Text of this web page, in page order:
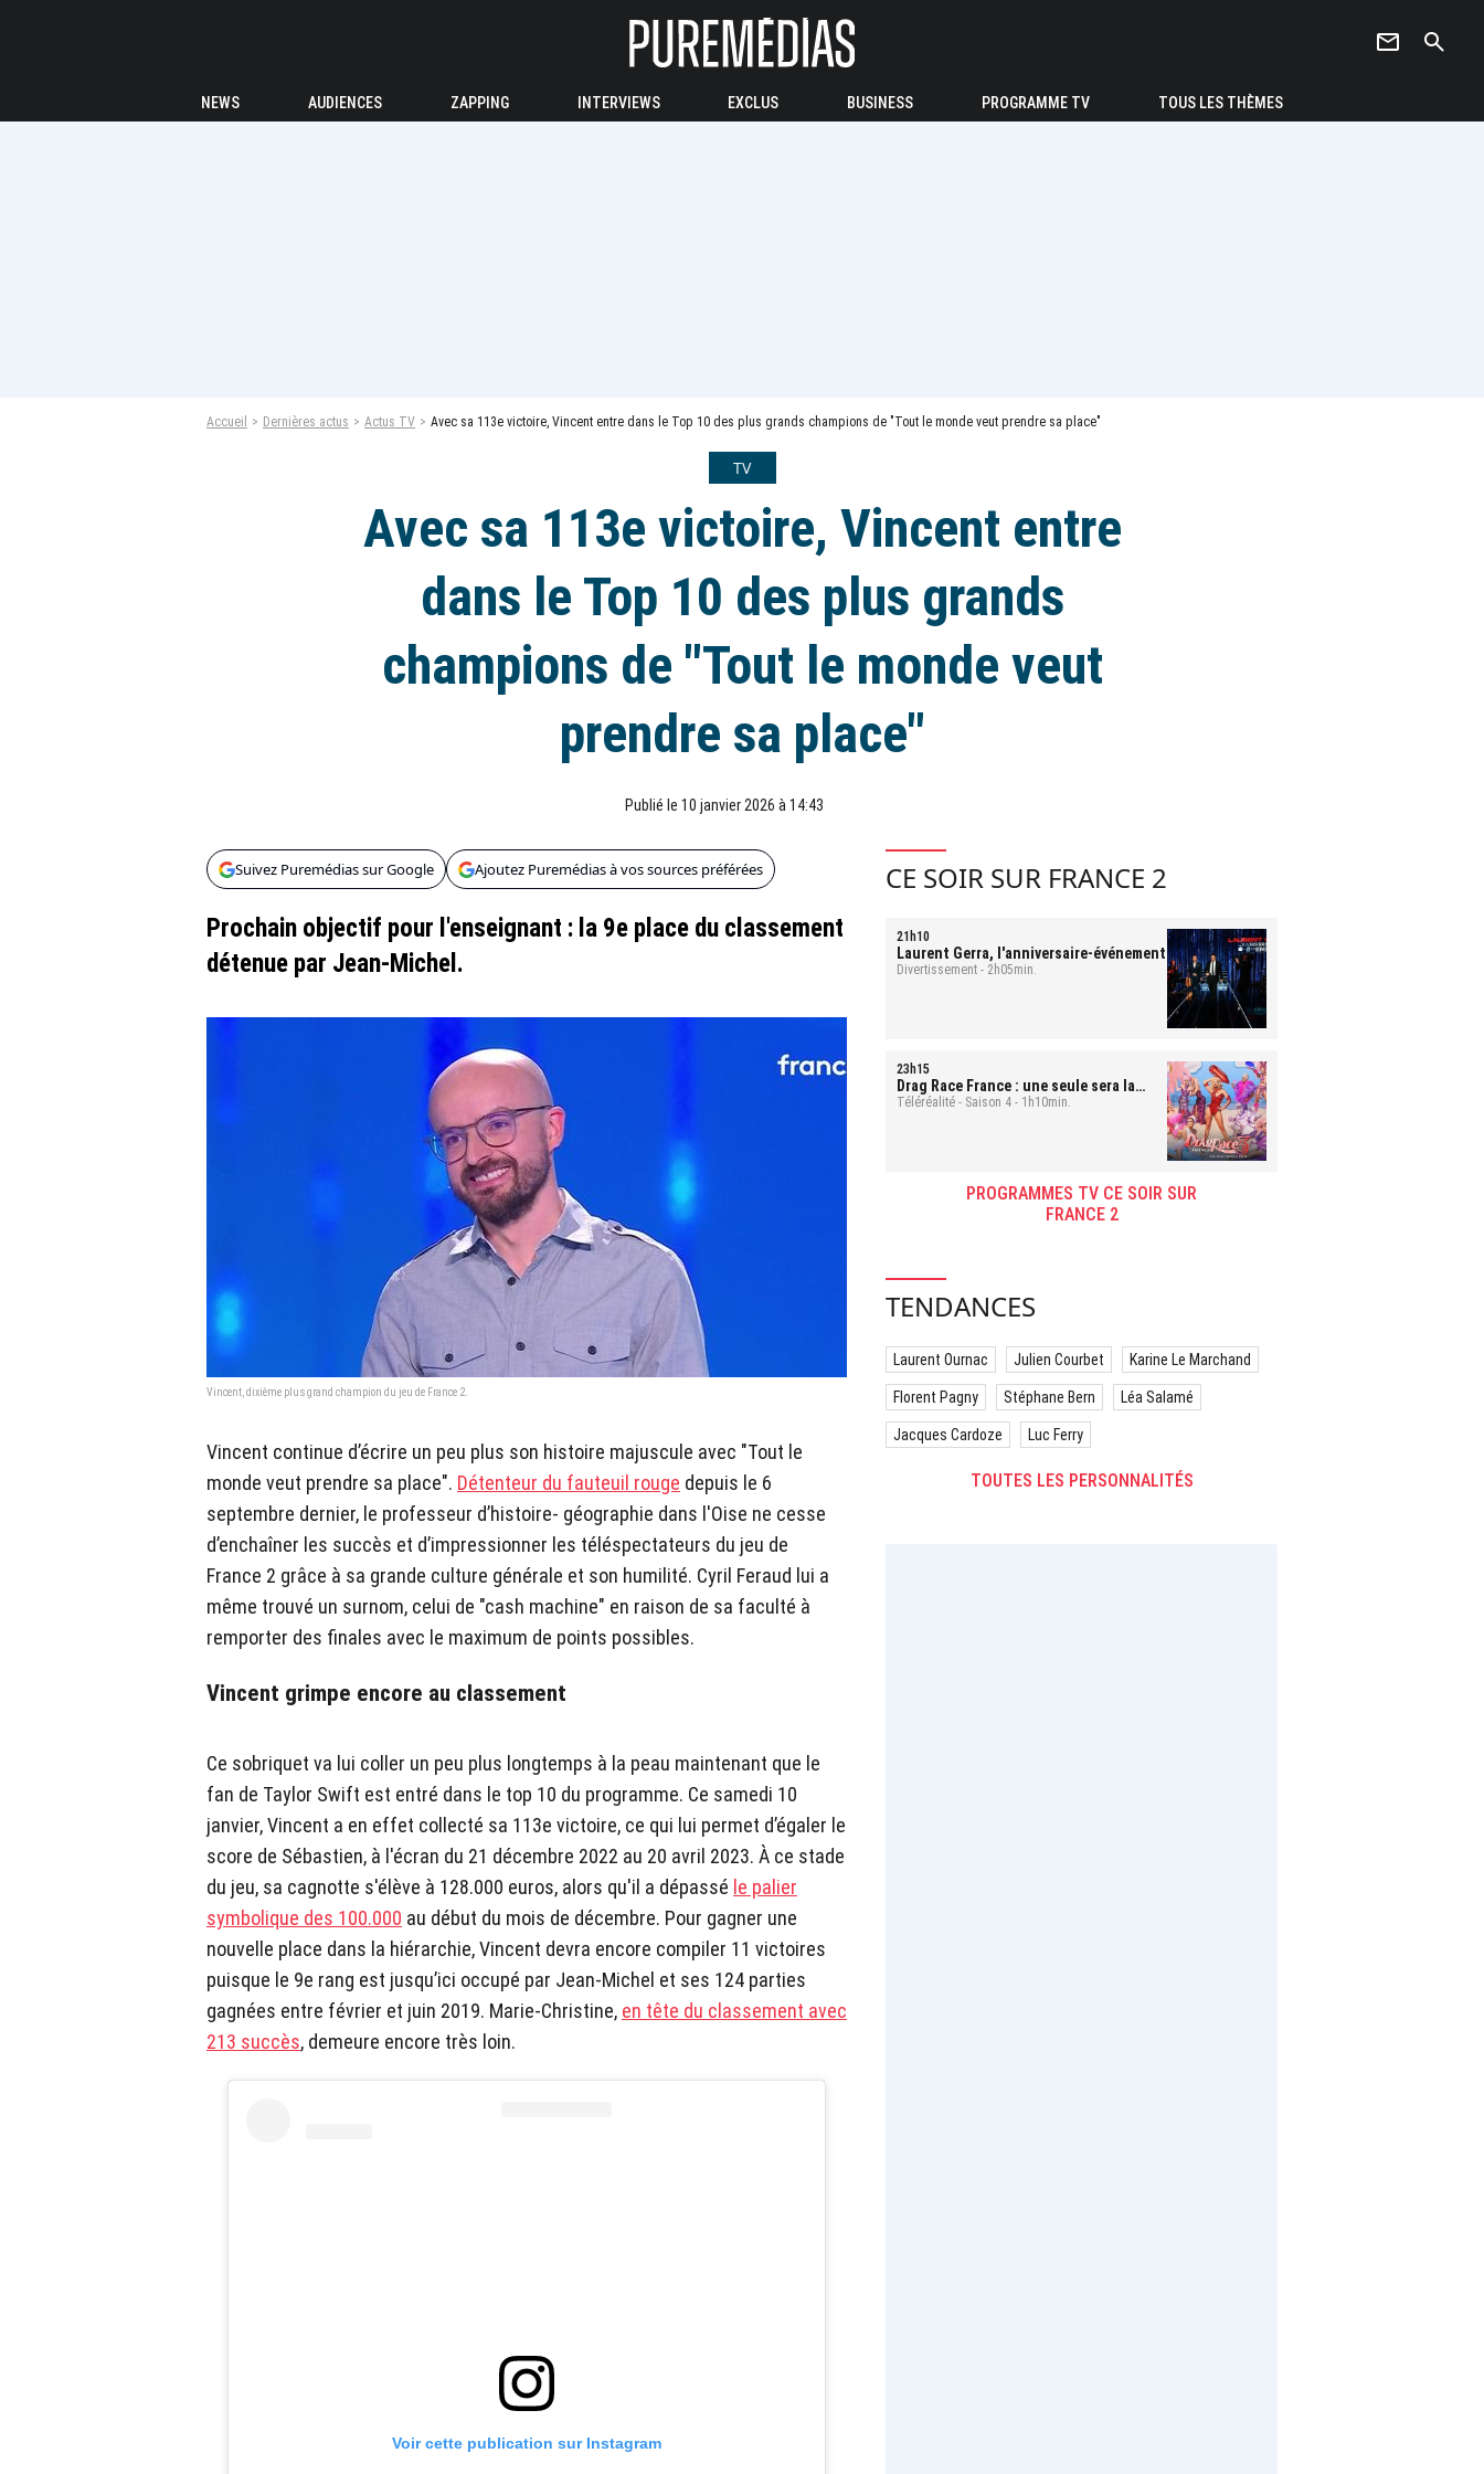
newsletter search
NEWS AUDIENCES ZAPPING INTERVIEWS EXCLUS BUSINESS PROGRAMME TV TOUS LES THÈMES
Accueil Dernières actus Actus TV Avec sa 113e victoire, Vincent entre dans le Top 10 des plus grands champions de "Tout le monde veut prendre sa place"
TV
Avec sa 113e victoire, Vincent entre
dans le Top 10 des plus grands
champions de "Tout le monde veut
prendre sa place"
Publié le 10 janvier 2026 à 14:43
Suivez Puremédias sur Google Ajoutez Puremédias à vos sources préférées
Prochain objectif pour l'enseignant : la 9e place du classement
détenue par Jean-Michel.
Vincent, dixième plus grand champion du jeu de France 2.
Vincent continue d’écrire un peu plus son histoire majuscule avec "Tout le
monde veut prendre sa place". Détenteur du fauteuil rouge depuis le 6
septembre dernier, le professeur d’histoire- géographie dans l'Oise ne cesse
d’enchaîner les succès et d’impressionner les téléspectateurs du jeu de
France 2 grâce à sa grande culture générale et son humilité. Cyril Feraud lui a
même trouvé un surnom, celui de "cash machine" en raison de sa faculté à
remporter des finales avec le maximum de points possibles.
Vincent grimpe encore au classement
Ce sobriquet va lui coller un peu plus longtemps à la peau maintenant que le
fan de Taylor Swift est entré dans le top 10 du programme. Ce samedi 10
janvier, Vincent a en effet collecté sa 113e victoire, ce qui lui permet d’égaler le
score de Sébastien, à l'écran du 21 décembre 2022 au 20 avril 2023. À ce stade
du jeu, sa cagnotte s'élève à 128.000 euros, alors qu'il a dépassé le palier
symbolique des 100.000 au début du mois de décembre. Pour gagner une
nouvelle place dans la hiérarchie, Vincent devra encore compiler 11 victoires
puisque le 9e rang est jusqu’ici occupé par Jean-Michel et ses 124 parties
gagnées entre février et juin 2019. Marie-Christine, en tête du classement avec
213 succès, demeure encore très loin.
Voir cette publication sur Instagram
CE SOIR SUR FRANCE 2
21h10
Laurent Gerra, l'anniversaire-événement
Divertissement - 2h05min.
23h15
Drag Race France : une seule sera la
reine
Téléréalité - Saison 4 - 1h10min.
PROGRAMMES TV CE SOIR SUR
FRANCE 2
TENDANCES
Laurent Ournac Julien Courbet Karine Le Marchand
Florent Pagny Stéphane Bern Léa Salamé
Jacques Cardoze Luc Ferry
TOUTES LES PERSONNALITÉS